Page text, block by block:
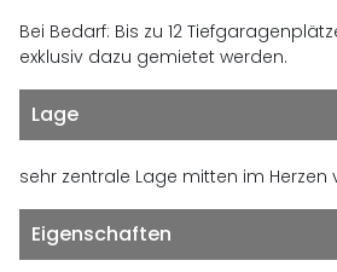
Bei Bedarf: Bis zu 12
exklusiv dazu gemietet werden.
Lage
sehr zentrale Lage mitten im Herzen
Eigenschaften